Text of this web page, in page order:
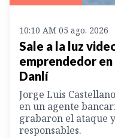
10:10 AM 05 ago. 2026
Sale a la luz
emprendedor
Danlí
Jorge Luis
en un agente
grabaron el ataque
responsables.